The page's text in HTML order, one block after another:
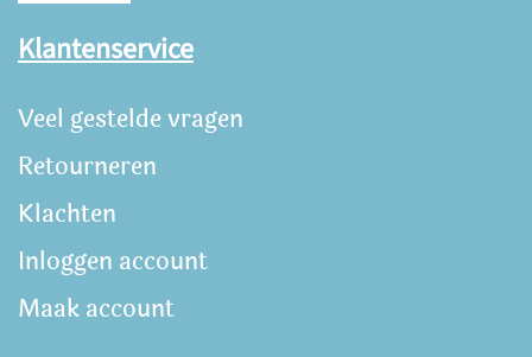
Klantenservice
Veel gestelde vragen
Retourneren
Klachten
Inloggen account
Maak account